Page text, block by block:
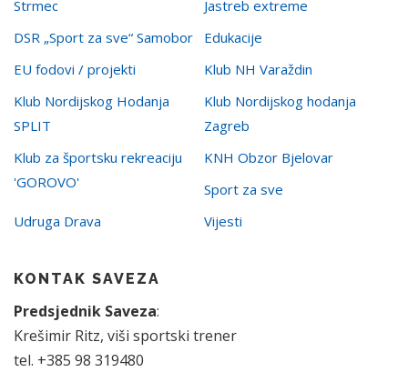
Strmec
Jastreb extreme
DSR „Sport za sve“ Samobor
Edukacije
EU fodovi / projekti
Klub NH Varaždin
Klub Nordijskog Hodanja
SPLIT
Klub Nordijskog hodanja
Zagreb
Klub za športsku rekreaciju
'GOROVO'
KNH Obzor Bjelovar
Sport za sve
Udruga Drava
Vijesti
KONTAK SAVEZA
Predsjednik Saveza:
Krešimir Ritz, viši sportski trener
tel. +385 98 319480